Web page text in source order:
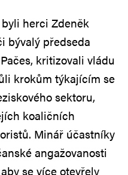
herci Zdeněk
bývalý předseda
kritizovali vládu
krokům týkajícím se
sektoru,
koaličních
Minář účastníky
angažovanosti
se více otevřely